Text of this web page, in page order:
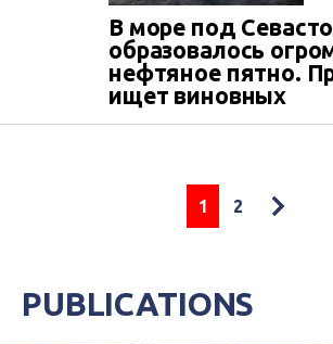
В море под
образовалось
нефтяное пятно.
ищет виновных
1 2
PUBLICATIONS